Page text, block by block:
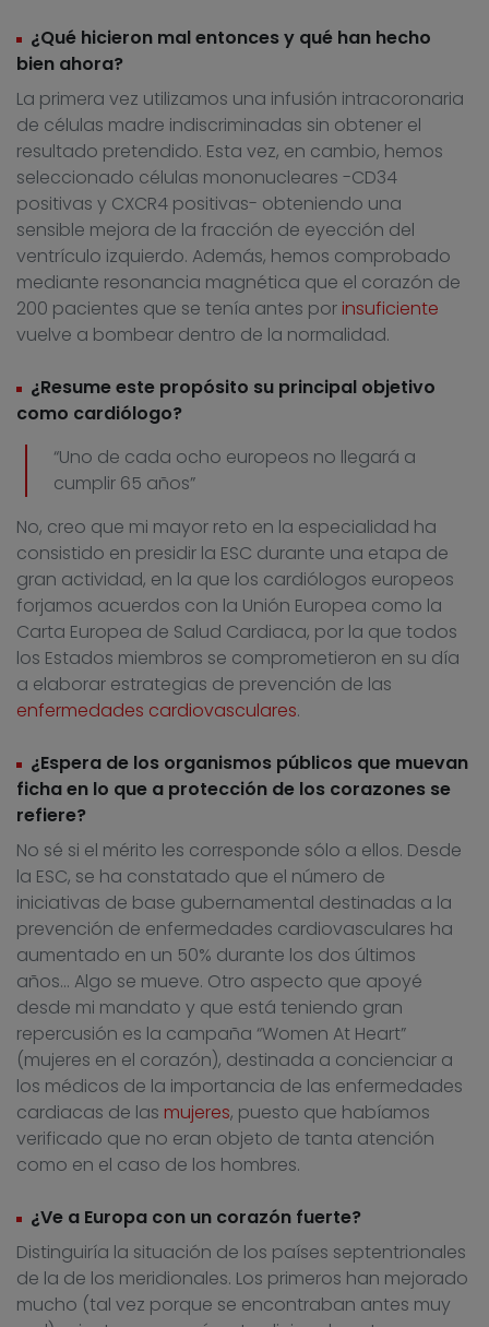
¿Qué hicieron mal entonces y qué han hecho
bien ahora?
La primera vez utilizamos una infusión intracoronaria
de células madre indiscriminadas sin obtener el
resultado pretendido. Esta vez, en cambio, hemos
seleccionado células mononucleares -CD34
positivas y CXCR4 positivas- obteniendo una
sensible mejora de la fracción de eyección del
ventrículo izquierdo. Además, hemos comprobado
mediante resonancia magnética que el corazón de
200 pacientes que se tenía antes por insuficiente
vuelve a bombear dentro de la normalidad.
¿Resume este propósito su principal objetivo
como cardiólogo?
“Uno de cada ocho europeos no llegará a
cumplir 65 años”
No, creo que mi mayor reto en la especialidad ha
consistido en presidir la ESC durante una etapa de
gran actividad, en la que los cardiólogos europeos
forjamos acuerdos con la Unión Europea como la
Carta Europea de Salud Cardiaca, por la que todos
los Estados miembros se comprometieron en su día
a elaborar estrategias de prevención de las
enfermedades cardiovasculares.
¿Espera de los organismos públicos que muevan
ficha en lo que a protección de los corazones se
refiere?
No sé si el mérito les corresponde sólo a ellos. Desde
la ESC, se ha constatado que el número de
iniciativas de base gubernamental destinadas a la
prevención de enfermedades cardiovasculares ha
aumentado en un 50% durante los dos últimos
años… Algo se mueve. Otro aspecto que apoyé
desde mi mandato y que está teniendo gran
repercusión es la campaña “Women At Heart”
(mujeres en el corazón), destinada a concienciar a
los médicos de la importancia de las enfermedades
cardiacas de las mujeres, puesto que habíamos
verificado que no eran objeto de tanta atención
como en el caso de los hombres.
¿Ve a Europa con un corazón fuerte?
Distinguiría la situación de los países septentrionales
de la de los meridionales. Los primeros han mejorado
mucho (tal vez porque se encontraban antes muy